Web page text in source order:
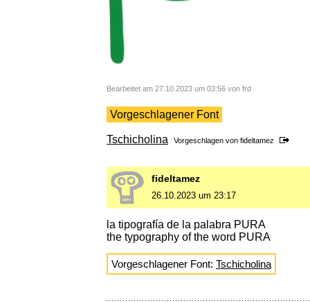
Bearbeitet am 27.10.2023 um 03:56 von frd
Vorgeschlagener Font
Tschicholina Vorgeschlagen von fideltamez
fideltamez
26.10.2023 um 23:17
la tipografía de la palabra PURA
the typography of the word PURA
Vorgeschlagener Font: Tschicholina